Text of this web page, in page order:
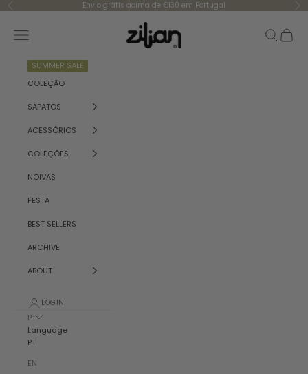
Skip to content
Previous Envio grátis acima de €130 em Portugal
Zilian
Navigation menu Search
Cart
SUMMER SALE
COLEÇÃO
SAPATOS
ACESSÓRIOS
COLEÇÕES
NOIVAS
FESTA
BEST SELLERS
ARCHIVE
ABOUT
LOGIN
PT
Language
PT
EN